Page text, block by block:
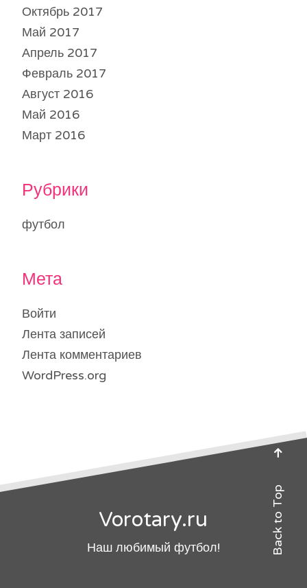
Октябрь 2017
Май 2017
Апрель 2017
Февраль 2017
Август 2016
Май 2016
Март 2016
Рубрики
футбол
Мета
Войти
Лента записей
Лента комментариев
WordPress.org
Vorotary.ru
Наш любимый футбол! Back to Top